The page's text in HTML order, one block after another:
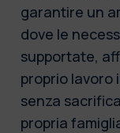
garantire un
dove le
supportate,
proprio lavoro
senza
propria